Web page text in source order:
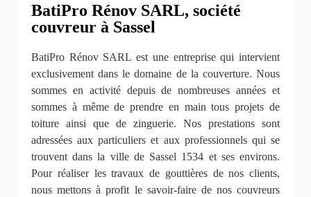
BatiPro Rénov SARL, société
couvreur à Sassel
BatiPro Rénov SARL est une entreprise qui intervient
exclusivement dans le domaine de la couverture. Nous
sommes en activité depuis de nombreuses années et
sommes à même de prendre en main tous projets de
toiture ainsi que de zinguerie. Nos prestations sont
adressées aux particuliers et aux professionnels qui se
trouvent dans la ville de Sassel 1534 et ses environs.
Pour réaliser les travaux de gouttières de nos clients,
nous mettons à profit le savoir-faire de nos couvreurs